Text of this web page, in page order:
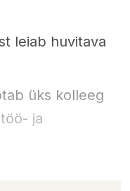
leiab huvitava
üks kolleeg
ja